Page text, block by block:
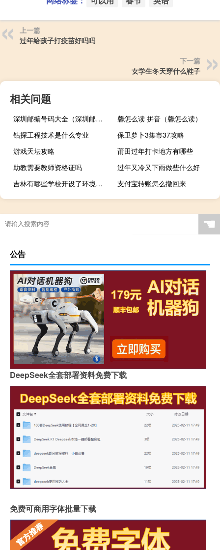
上一篇
过年给孩子打疫苗好吗吗
下一篇
女学生冬天穿什么鞋子
相关问题
深圳邮编号码大全（深圳邮编宝安区）
馨怎么读 拼音（馨怎么读）
钻探工程技术是什么专业
保卫萝卜3集市37攻略
游戏天坛攻略
莆田过年打卡地方有哪些
助教需要教师资格证吗
过年又冷又下雨做些什么好
吉林有哪些学校开设了环境工程专业
支付宝转账怎么撤回来
☚
公告
DeepSeek全套部署资料免费下载
免费可商用字体批量下载